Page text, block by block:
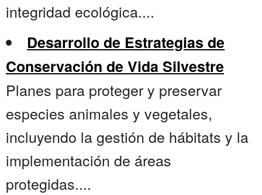
integridad ecológica....
Desarrollo de Estrategias de
Conservación de Vida Silvestre
Planes para proteger y preservar
especies animales y vegetales,
incluyendo la gestión de hábitats y la
implementación de áreas
protegidas....